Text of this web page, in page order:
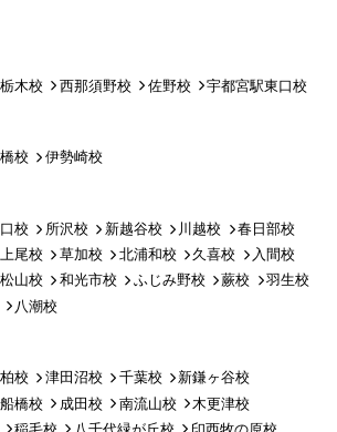
栃木校 西那須野校 佐野校 宇都宮駅東口校
校 伊勢崎校
校 所沢校 新越谷校 川越校
春日部校
上尾校 草加校 北浦和校 久喜校
入間校
山校 和光市校 ふじみ野校 蕨校
羽生校
八潮校
柏校 津田沼校 千葉校
新鎌ヶ谷校
船橋校 成田校 南流山校
木更津校